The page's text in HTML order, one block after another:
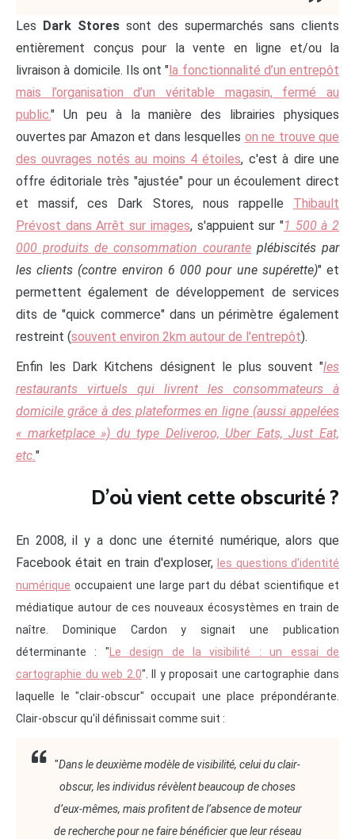
Les Dark Stores sont des supermarchés sans clients
entièrement conçus pour la vente en ligne et/ou la
livraison à domicile. Ils ont "la fonctionnalité d’un entrepôt
mais l’organisation d’un véritable magasin, fermé au
public." Un peu à la manière des librairies physiques
ouvertes par Amazon et dans lesquelles on ne trouve que
des ouvrages notés au moins 4 étoiles, c'est à dire une
offre éditoriale très "ajustée" pour un écoulement direct
et massif, ces Dark Stores, nous rappelle Thibault
Prévost dans Arrêt sur images, s'appuient sur "1 500 à 2
000 produits de consommation courante plébiscités par
les clients (contre environ 6 000 pour une supérette)" et
permettent également de développement de services
dits de "quick commerce" dans un périmètre également
restreint (souvent environ 2km autour de l'entrepôt).
Enfin les Dark Kitchens désignent le plus souvent "les
restaurants virtuels qui livrent les consommateurs à
domicile grâce à des plateformes en ligne (aussi appelées
« marketplace ») du type Deliveroo, Uber Eats, Just Eat,
etc."
D'où vient cette obscurité ?
En 2008, il y a donc une éternité numérique, alors que
Facebook était en train d'exploser, les questions d'identité
numérique occupaient une large part du débat scientifique et
médiatique autour de ces nouveaux écosystèmes en train de
naître. Dominique Cardon y signait une publication
déterminante : " Le design de la visibilité : un essai de
cartographie du web 2.0". Il y proposait une cartographie dans
laquelle le "clair-obscur" occupait une place prépondérante.
Clair-obscur qu'il définissait comme suit :
"Dans le deuxième modèle de visibilité, celui du clair-
obscur, les individus révèlent beaucoup de choses
d’eux-mêmes, mais profitent de l’absence de moteur
de recherche pour ne faire bénéficier que leur réseau